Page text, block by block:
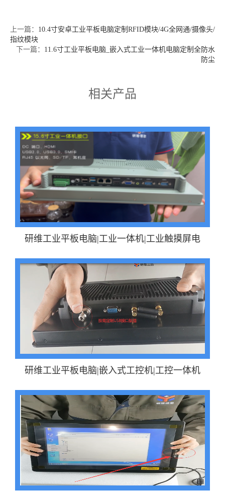
上一篇： 10.4寸安卓工业平板电脑定制RFID模块/4G全网通/摄像头/
指纹模块
下一篇： 11.6寸工业平板电脑_嵌入式工业一体机电脑定制全防水
防尘
相关产品
研维工业平板电脑|工业一体机|工业触摸屏电
研维工业平板电脑|嵌入式工控机|工控一体机